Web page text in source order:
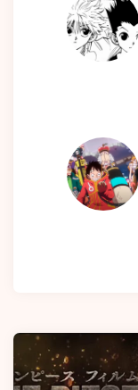
Post
navigation